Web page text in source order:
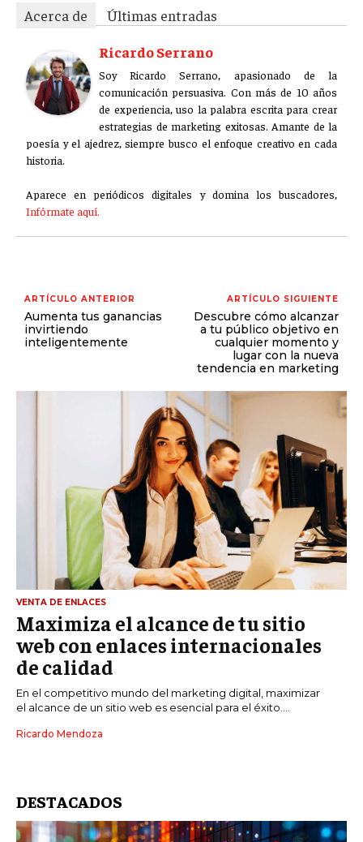
ÉTICA EMPRESARIAL Y RESPONSABILIDAD
SOCIAL
BLOG
Acerca de Últimas entradas
Soy Ricardo Serrano, apasionado de la
comunicación persuasiva. Con más de 10 años de
experiencia, uso la palabra escrita para crear
Aparece en periódicos digitales y domina los buscadores,
Infórmate aquí.
Acerca de
Últimas entradas
Ricardo Serrano
Soy Ricardo Serrano, apasionado de la
comunicación persuasiva. Con más de 10 años
de experiencia, uso la palabra escrita para crear
estrategias de marketing exitosas. Amante de la
poesía y el ajedrez, siempre busco el enfoque creativo en cada
historia.
Aparece en periódicos digitales y domina los buscadores,
Infórmate aquí.
ARTÍCULO ANTERIOR
Aumenta tus ganancias
invirtiendo
inteligentemente
ARTÍCULO SIGUIENTE
Descubre cómo alcanzar
a tu público objetivo en
cualquier momento y
lugar con la nueva
tendencia en marketing
VENTA DE ENLACES
Maximiza el alcance de tu sitio
web con enlaces internacionales
de calidad
En el competitivo mundo del marketing digital, maximizar
el alcance de un sitio web es esencial para el éxito....
Ricardo Mendoza
DESTACADOS